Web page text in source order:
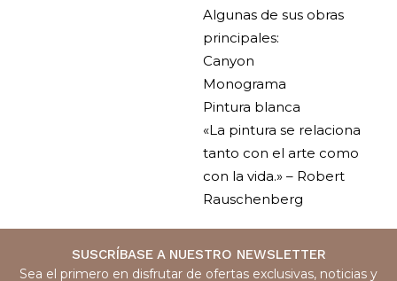
Algunas de sus obras
principales:
Canyon
Monograma
Pintura blanca
«La pintura se relaciona
tanto con el arte como
con la vida.» – Robert
Rauschenberg
SUSCRÍBASE A NUESTRO NEWSLETTER
Sea el primero en disfrutar de ofertas exclusivas, noticias y